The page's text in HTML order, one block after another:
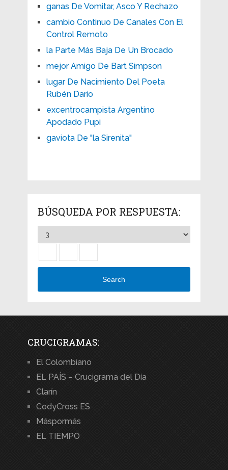
ganas De Vomitar, Asco Y Rechazo
cambio Continuo De Canales Con El
Control Remoto
la Parte Más Baja De Un Brocado
mejor Amigo De Bart Simpson
lugar De Nacimiento Del Poeta
Rubén Darío
excentrocampista Argentino
Apodado Pupi
gaviota De "la Sirenita"
BÚSQUEDA POR RESPUESTA:
Search
CRUCIGRAMAS:
El Colombiano
EL PAÍS – Crucigrama del Día
Clarín
CodyCross ES
Máspormás
EL TIEMPO